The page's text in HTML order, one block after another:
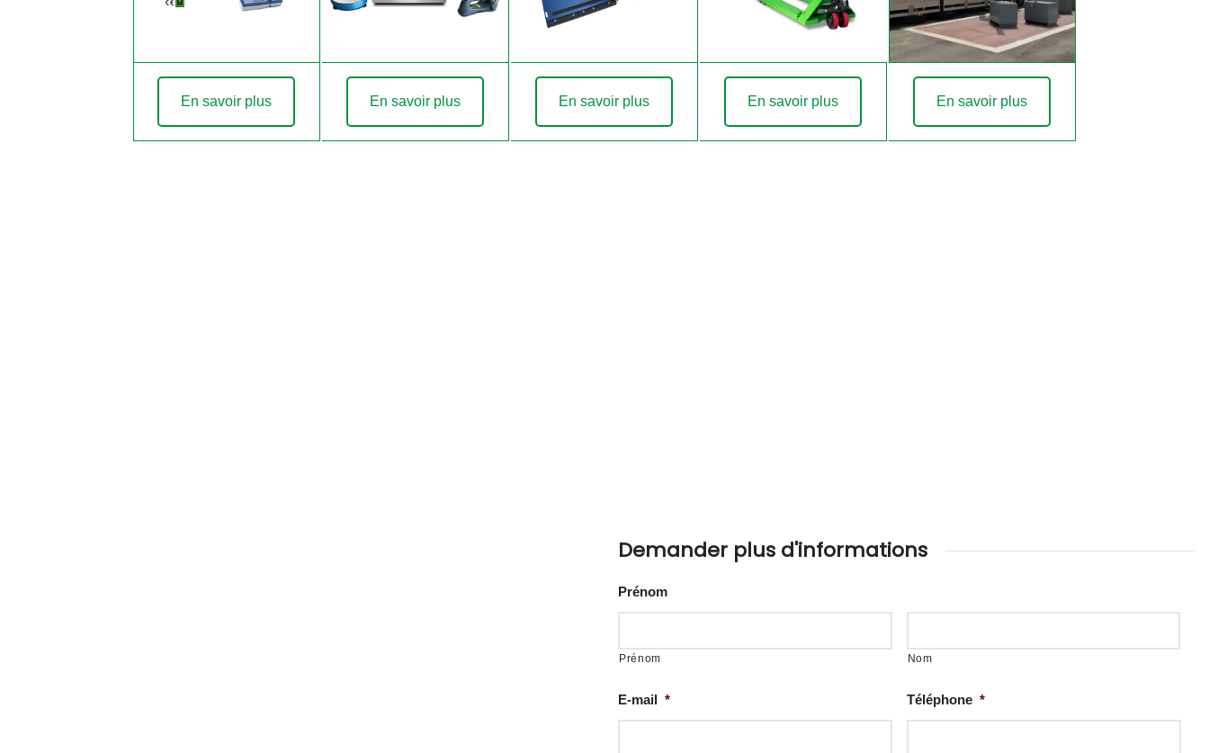
En savoir plus En savoir plus En savoir plus En savoir plus En savoir plus
Demander plus d'informations
Prénom
Prénom Nom
E-mail * Téléphone *